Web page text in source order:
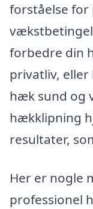
forståelse for
forbedre din
privatliv,
hæk sund og
hækklipning
resultater,
Her er nogle
professionel